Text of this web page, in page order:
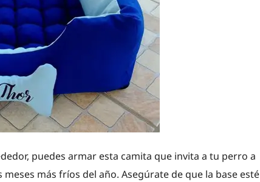
puedes armar esta camita que invita a tu perro a
más fríos del año. Asegúrate de que la base esté